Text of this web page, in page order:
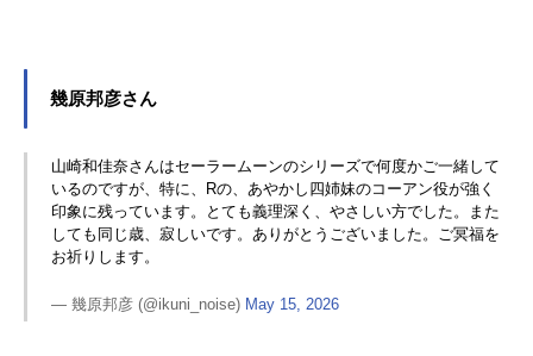
幾原邦彦さん
山崎和佳奈さんはセーラームーンのシリーズで何度かご一緒して
いるのですが、特に、Rの、あやかし四姉妹のコーアン役が強く
印象に残っています。とても義理深く、やさしい方でした。また
しても同じ歳、寂しいです。ありがとうございました。ご冥福を
お祈りします。
— 幾原邦彦 (@ikuni_noise) May 15, 2026